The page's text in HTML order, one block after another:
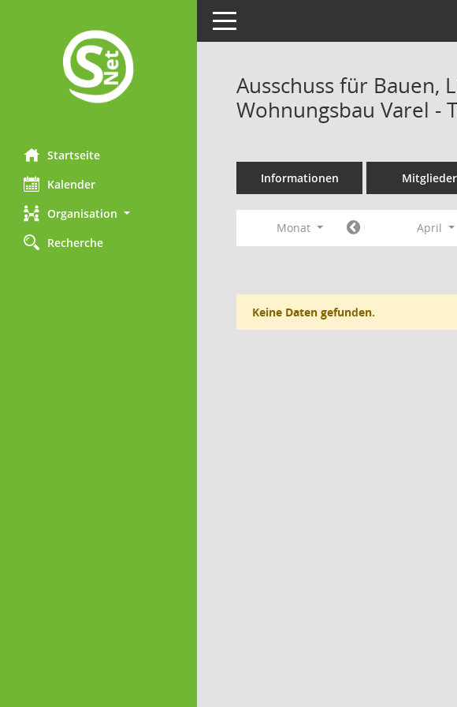
Startseite
Kalender
Organisation
Recherche
Toggle navigation
Ausschuss für Bauen,
Wohnungsbau Varel -
Informationen Mitglieder
Monat April
Keine Daten gefunden.